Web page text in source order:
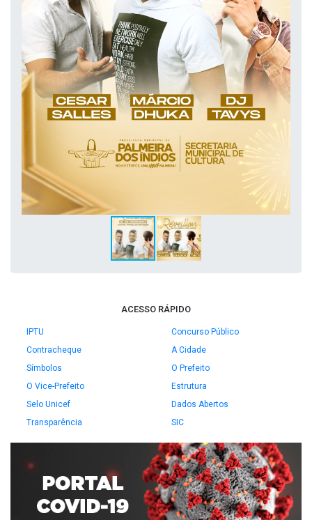
ACESSO RÁPIDO
IPTU
Concurso Público
Contracheque
A Cidade
Símbolos
O Prefeito
O Vice-Prefeito
Estrutura
Selo Unicef
Dados Abertos
Transparência
SIC